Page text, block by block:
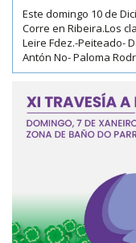
Este domingo 10 de
Corre en Ribeira.Los
Leire Fdez.-Peiteado-
Antón No- Paloma